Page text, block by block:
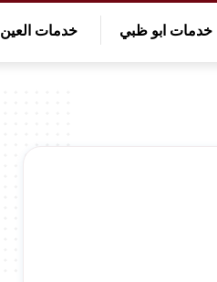
خدمات ابو ظبي خدمات العين